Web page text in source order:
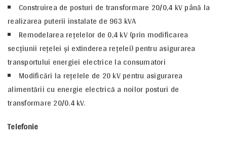
Construirea de posturi de transformare 20/0,4 kV până la
realizarea puterii instalate de 963 kVA
Remodelarea reţelelor de 0,4 kV (prin modificarea
secţiunii reţelei şi extinderea reţelei) pentru asigurarea
transportului energiei electrice la consumatori
Modificări la reţelele de 20 kV pentru asigurarea
alimentării cu energie electrică a noilor posturi de
transformare 20/0.4 kV.
Telefonie